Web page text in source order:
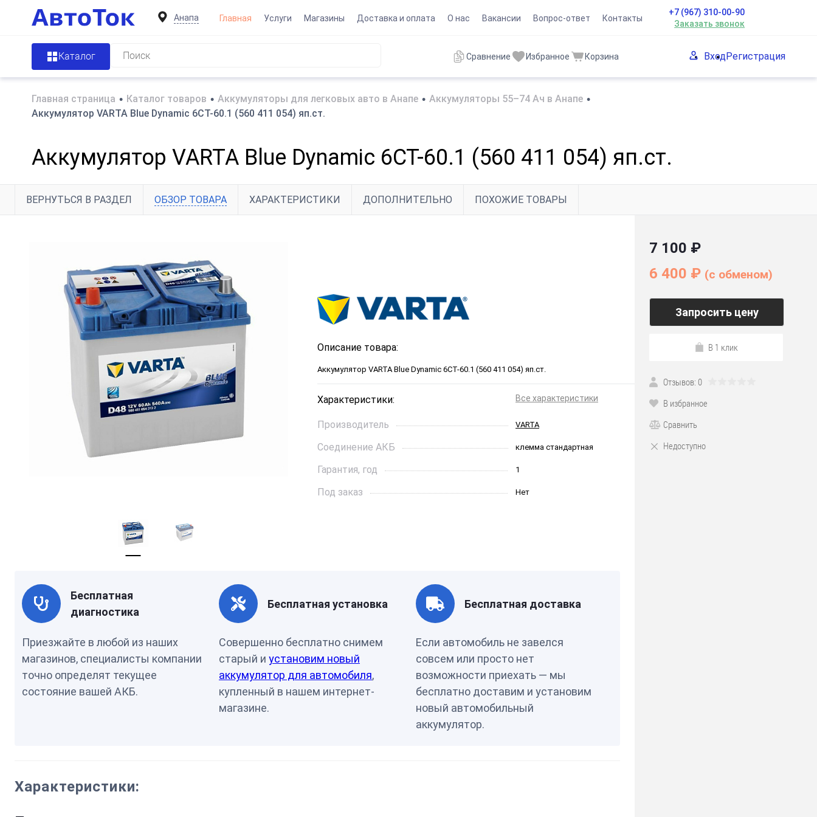
Анапа Главная Услуги Магазины Доставка и оплата О нас Вакансии Вопрос-ответ Контакты
+7 (967) 310-00-90
Заказать звонок
Каталог Сравнение Избранное Корзина ВходРегистрация
Главная страница • Каталог товаров • Аккумуляторы для легковых авто в Анапе • Аккумуляторы 55–74 Ач в Анапе •
Аккумулятор VARTA Blue Dynamic 6СТ-60.1 (560 411 054) яп.ст.
Аккумулятор VARTA Blue Dynamic 6СТ-60.1 (560 411 054) яп.ст.
ВЕРНУТЬСЯ В РАЗДЕЛ ОБЗОР ТОВАРА ХАРАКТЕРИСТИКИ ДОПОЛНИТЕЛЬНО ПОХОЖИЕ ТОВАРЫ
Описание товара:
Аккумулятор VARTA Blue Dynamic 6СТ-60.1 (560 411 054) яп.ст.
Характеристики: Все характеристики
Производитель VARTA
Соединение АКБ клемма стандартная
Гарантия, год 1
Под заказ Нет
Бесплатная
диагностика
Приезжайте в любой из наших
магазинов, специалисты компании
точно определят текущее
состояние вашей АКБ.
Бесплатная установка
Совершенно бесплатно снимем
старый и установим новый
аккумулятор для автомобиля,
купленный в нашем интернет-
магазине.
Бесплатная доставка
Если автомобиль не завелся
совсем или просто нет
возможности приехать — мы
бесплатно доставим и установим
новый автомобильный
аккумулятор.
Характеристики:
7 100 ₽
6 400 ₽ (c обменом)
Запросить цену
В 1 клик
Отзывов: 0
В избранное
Сравнить
Недоступно